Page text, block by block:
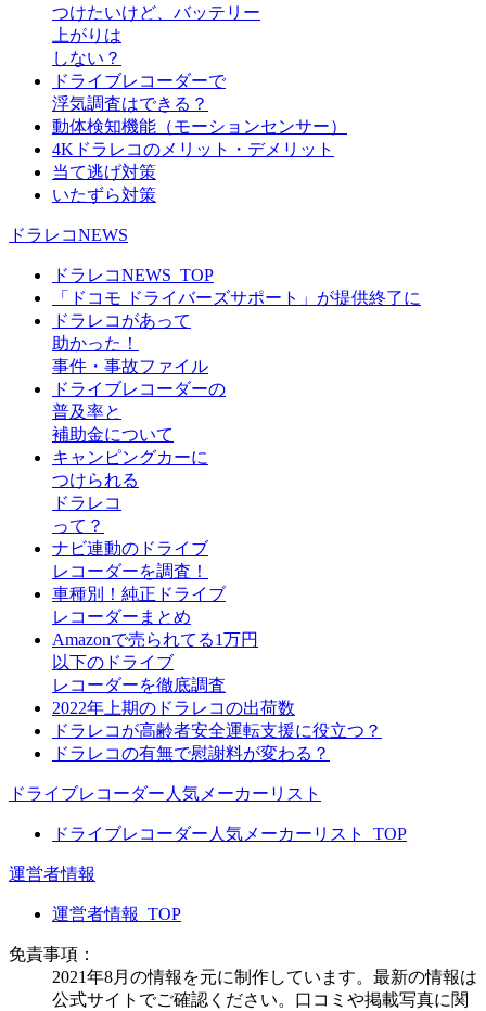
つけたいけど、バッテリー
上がりは
しない？
ドライブレコーダーで
浮気調査はできる？
動体検知機能（モーションセンサー）
4Kドラレコのメリット・デメリット
当て逃げ対策
いたずら対策
ドラレコNEWS
ドラレコNEWS_TOP
「ドコモ ドライバーズサポート」が提供終了に
ドラレコがあって
助かった！
事件・事故ファイル
ドライブレコーダーの
普及率と
補助金について
キャンピングカーに
つけられる
ドラレコ
って？
ナビ連動のドライブ
レコーダーを調査！
車種別！純正ドライブ
レコーダーまとめ
Amazonで売られてる1万円
以下のドライブ
レコーダーを徹底調査
2022年上期のドラレコの出荷数
ドラレコが高齢者安全運転支援に役立つ？
ドラレコの有無で慰謝料が変わる？
ドライブレコーダー人気メーカーリスト
ドライブレコーダー人気メーカーリスト_TOP
運営者情報
運営者情報_TOP
免責事項：
2021年8月の情報を元に制作しています。最新の情報は
公式サイトでご確認ください。口コミや掲載写真に関